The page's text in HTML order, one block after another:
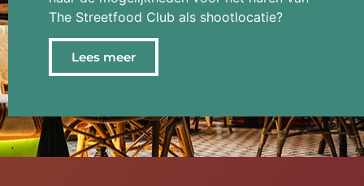
The Streetfood Club als shootlocatie?
Lees meer